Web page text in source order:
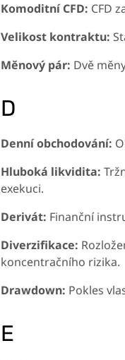
Komoditní CFD: CFD
Velikost kontraktu:
Měnový pár: Dvě
D
Denní obchodování:
Hluboká likvidita:
exekuci.
Derivát: Finanční
Diverzifikace:
koncentračního rizika.
Drawdown: Pokles
E